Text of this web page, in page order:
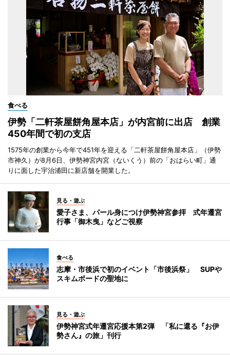
食べる
伊勢「二軒茶屋餅角屋本店」が内宮前に出店 創業
450年間で初の支店
1575年の創業から今年で451年を迎える「二軒茶屋餅角屋本店」（伊勢
市神久）が8月6日、伊勢神宮内宮（ないくう）前の「おはらい町」通
りに面した宇治浦田に新店舗を開業した。
見る・遊ぶ
愛子さま、パール身につけ伊勢神宮参拝 式年遷宮
行事「御木曳」などご視察
食べる
志摩・市後浜で初のイベント「市後浜祭」 SUPや
スキムボードの聖地に
見る・遊ぶ
伊勢神宮式年遷宮応援本第2弾 「私に還る『お伊
勢さん』の旅」刊行